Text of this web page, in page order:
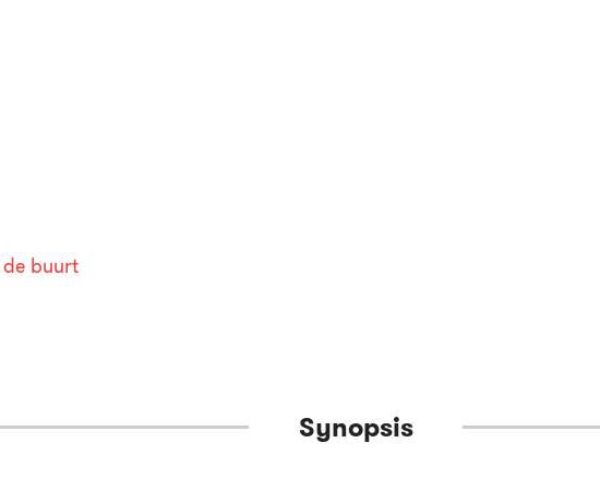
buurt
Synopsis